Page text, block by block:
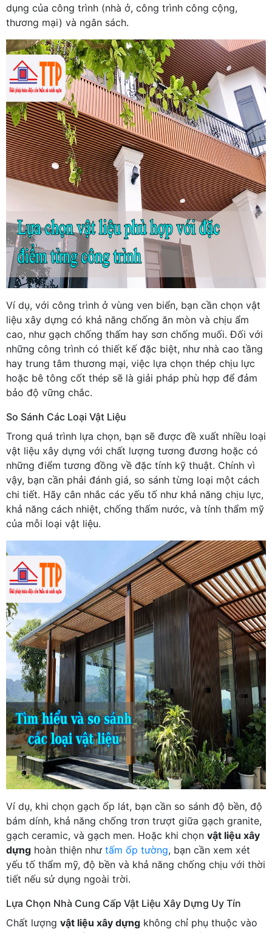
dụng của công trình (nhà ở, công trình công cộng,
thương mại) và ngân sách.
Ví dụ, với công trình ở vùng ven biển, bạn cần chọn vật
liệu xây dựng có khả năng chống ăn mòn và chịu ẩm
cao, như gạch chống thấm hay sơn chống muối. Đối với
những công trình có thiết kế đặc biệt, như nhà cao tầng
hay trung tâm thương mại, việc lựa chọn thép chịu lực
hoặc bê tông cốt thép sẽ là giải pháp phù hợp để đảm
bảo độ vững chắc.
So Sánh Các Loại Vật Liệu
Trong quá trình lựa chọn, bạn sẽ được đề xuất nhiều loại
vật liệu xây dựng với chất lượng tương đương hoặc có
những điểm tương đồng về đặc tính kỹ thuật. Chính vì
vậy, bạn cần phải đánh giá, so sánh từng loại một cách
chi tiết. Hãy cân nhắc các yếu tố như khả năng chịu lực,
khả năng cách nhiệt, chống thấm nước, và tính thẩm mỹ
của mỗi loại vật liệu.
Ví dụ, khi chọn gạch ốp lát, bạn cần so sánh độ bền, độ
bám dính, khả năng chống trơn trượt giữa gạch granite,
gạch ceramic, và gạch men. Hoặc khi chọn vật liệu xây
dựng hoàn thiện nhưtấm ốp tường, bạn cần xem xét
yếu tố thẩm mỹ, độ bền và khả năng chống chịu với thời
tiết nếu sử dụng ngoài trời.
Lựa Chọn Nhà Cung Cấp Vật Liệu Xây Dựng Uy Tín
Chất lượng vật liệu xây dựng không chỉ phụ thuộc vào